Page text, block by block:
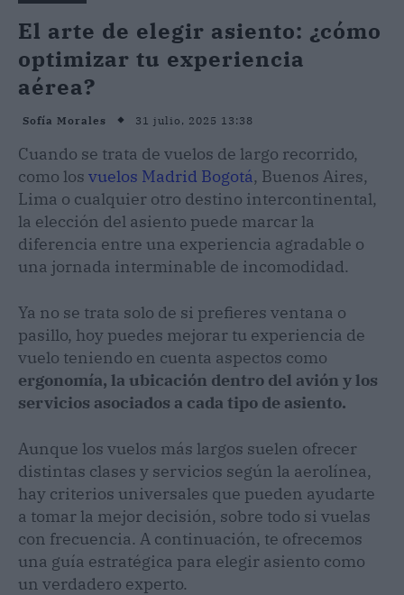
El arte de elegir asiento: ¿cómo
optimizar tu experiencia
aérea?
Sofía Morales 31 julio, 2025 13:38
Cuando se trata de vuelos de largo recorrido,
como los vuelos Madrid Bogotá, Buenos Aires,
Lima o cualquier otro destino intercontinental,
la elección del asiento puede marcar la
diferencia entre una experiencia agradable o
una jornada interminable de incomodidad.
Ya no se trata solo de si prefieres ventana o
pasillo, hoy puedes mejorar tu experiencia de
vuelo teniendo en cuenta aspectos como
ergonomía, la ubicación dentro del avión y los
servicios asociados a cada tipo de asiento.
Aunque los vuelos más largos suelen ofrecer
distintas clases y servicios según la aerolínea,
hay criterios universales que pueden ayudarte
a tomar la mejor decisión, sobre todo si vuelas
con frecuencia. A continuación, te ofrecemos
una guía estratégica para elegir asiento como
un verdadero experto.